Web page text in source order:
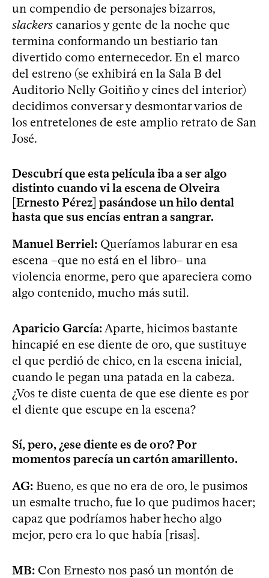
un compendio de personajes bizarros,
slackers canarios y gente de la noche que
termina conformando un bestiario tan
divertido como enternecedor. En el marco
del estreno (se exhibirá en la Sala B del
Auditorio Nelly Goitiño y cines del interior)
decidimos conversar y desmontar varios de
los entretelones de este amplio retrato de San
José.
Descubrí que esta película iba a ser algo
distinto cuando vi la escena de Olveira
[Ernesto Pérez] pasándose un hilo dental
hasta que sus encías entran a sangrar.
Manuel Berriel: Queríamos laburar en esa
escena –que no está en el libro– una
violencia enorme, pero que apareciera como
algo contenido, mucho más sutil.
Aparicio García: Aparte, hicimos bastante
hincapié en ese diente de oro, que sustituye
el que perdió de chico, en la escena inicial,
cuando le pegan una patada en la cabeza.
¿Vos te diste cuenta de que ese diente es por
el diente que escupe en la escena?
Sí, pero, ¿ese diente es de oro? Por
momentos parecía un cartón amarillento.
AG: Bueno, es que no era de oro, le pusimos
un esmalte trucho, fue lo que pudimos hacer;
capaz que podríamos haber hecho algo
mejor, pero era lo que había [risas].
MB: Con Ernesto nos pasó un montón de